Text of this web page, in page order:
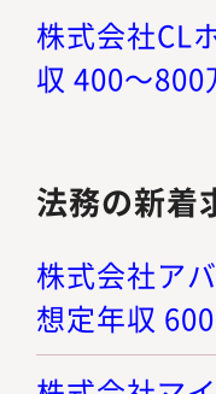
株式会社CL
収 400～800
法務の新着
株式会社ア
想定年収